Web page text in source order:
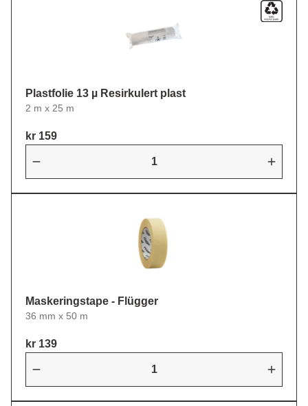
Plastfolie 13 µ Resirkulert plast
2 m x 25 m
kr 159
Maskeringstape - Flügger
36 mm x 50 m
kr 139